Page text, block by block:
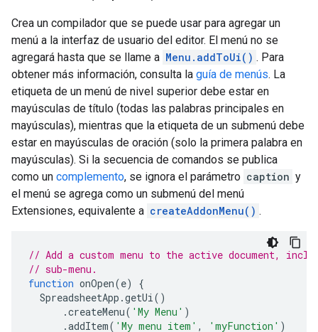
Crea un compilador que se puede usar para agregar un
menú a la interfaz de usuario del editor. El menú no se
agregará hasta que se llame a Menu.addToUi() . Para
obtener más información, consulta la guía de menús. La
etiqueta de un menú de nivel superior debe estar en
mayúsculas de título (todas las palabras principales en
mayúsculas), mientras que la etiqueta de un submenú debe
estar en mayúsculas de oración (solo la primera palabra en
mayúsculas). Si la secuencia de comandos se publica
como un complemento, se ignora el parámetro caption y
el menú se agrega como un submenú del menú
Extensiones, equivalente a createAddonMenu() .
// Add a custom menu to the active document,
// sub-menu.
function onOpen(e)
{
SpreadsheetApp .getUi()
.createMenu( 'My Menu' )
.addItem( 'My menu item' , 'myFunction' )